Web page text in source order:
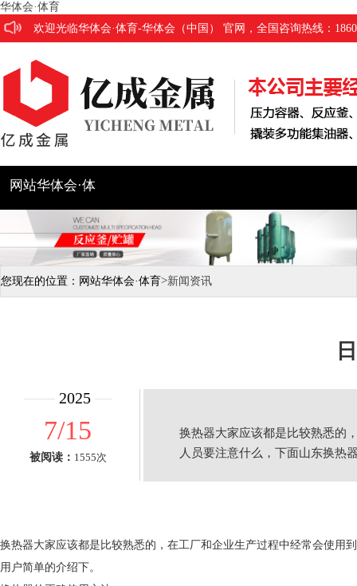
华体会·体育
欢迎光临华体会·体育-华体会（中国） 官网，全国咨询热线：
网站华体会·体
公司简介 产品展示
您现在的位置： 网站华体会·体育>新闻资讯
2025
7/15
被阅读： 1555次
换热器大家应该都是比较熟悉的
人员要注意什么，下面山东换热
换热器大家应该都是比较熟悉的，在工厂和企业生产过程中经常会使用
用户简单的介绍下。